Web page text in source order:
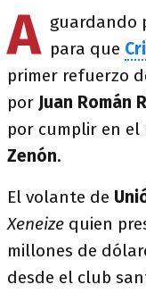
A guardando
para que
primer refuerzo
por Juan Román
por cumplir en el
Zenón.
El volante de
Xeneize quien
millones de
desde el club